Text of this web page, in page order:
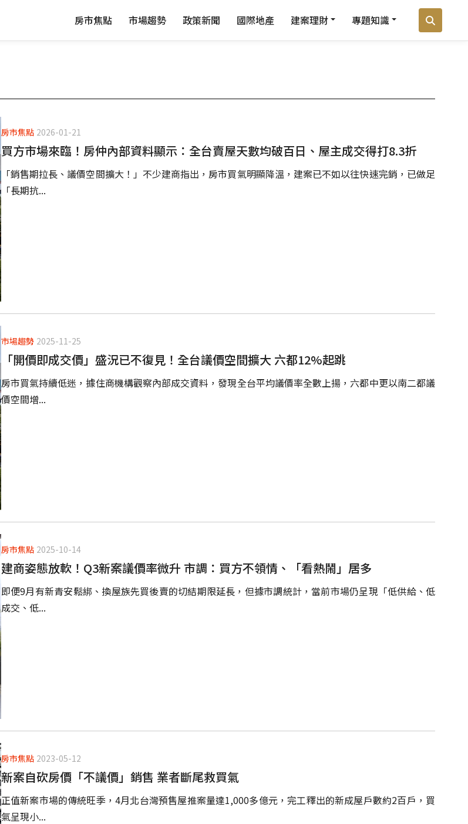
房市焦點 市場趨勢 政策新聞 國際地產 建案理財 專題知識
房市焦點 2026-01-21
買方市場來臨！房仲內部資料顯示：全台賣屋天數均破百日、屋主成交得打8.3折
「銷售期拉長、議價空間擴大！」不少建商指出，房市買氣明顯降溫，建案已不如以往快速完銷，已做足
「長期抗...
市場趨勢 2025-11-25
「開價即成交價」盛況已不復見！全台議價空間擴大 六都12%起跳
房市買氣持續低迷，據住商機構觀察內部成交資料，發現全台平均議價率全數上揚，六都中更以南二都議
價空間增...
房市焦點 2025-10-14
建商姿態放軟！Q3新案議價率微升 市調：買方不領情、「看熱鬧」居多
即便9月有新青安鬆綁、換屋族先買後賣的切結期限延長，但據市調統計，當前市場仍呈現「低供給、低
成交、低...
房市焦點 2023-05-12
新案自砍房價「不議價」銷售 業者斷尾救買氣
正值新案市場的傳統旺季，4月北台灣預售屋推案量達1,000多億元，完工釋出的新成屋戶數約2百戶，買
氣呈現小...